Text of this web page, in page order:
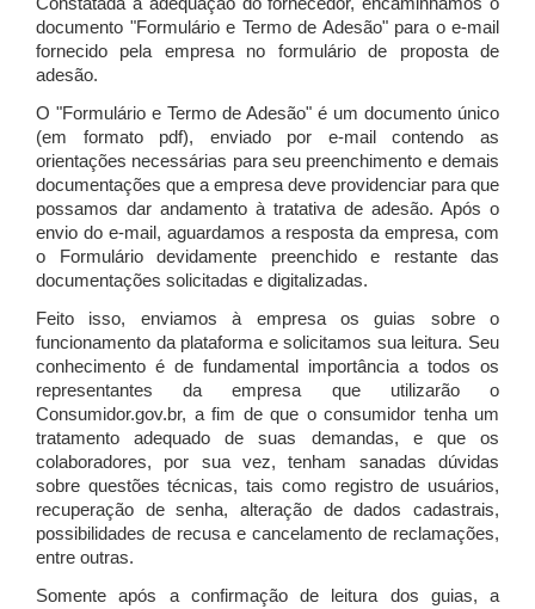
Constatada a adequação do fornecedor, encaminhamos o
documento "Formulário e Termo de Adesão" para o e-mail
fornecido pela empresa no formulário de proposta de
adesão.
O "Formulário e Termo de Adesão" é um documento único
(em formato pdf), enviado por e-mail contendo as
orientações necessárias para seu preenchimento e demais
documentações que a empresa deve providenciar para que
possamos dar andamento à tratativa de adesão. Após o
envio do e-mail, aguardamos a resposta da empresa, com
o Formulário devidamente preenchido e restante das
documentações solicitadas e digitalizadas.
Feito isso, enviamos à empresa os guias sobre o
funcionamento da plataforma e solicitamos sua leitura. Seu
conhecimento é de fundamental importância a todos os
representantes da empresa que utilizarão o
Consumidor.gov.br, a fim de que o consumidor tenha um
tratamento adequado de suas demandas, e que os
colaboradores, por sua vez, tenham sanadas dúvidas
sobre questões técnicas, tais como registro de usuários,
recuperação de senha, alteração de dados cadastrais,
possibilidades de recusa e cancelamento de reclamações,
entre outras.
Somente após a confirmação de leitura dos guias, a